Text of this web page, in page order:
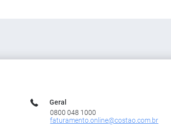
Geral
0800 048 1000
faturamento.online@costao.com.br